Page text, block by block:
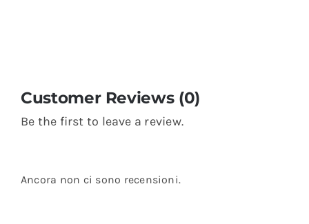
Customer Reviews (0)
Be the first to leave a review.
Ancora non ci sono recensioni.